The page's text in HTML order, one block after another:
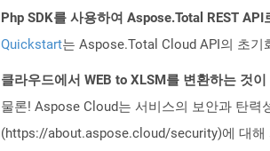
Php SDK를 사용하여 Aspose.Total REST
Quickstart는 Aspose.Total Cloud API의 초
클라우드에서 WEB to XLSM를 변환하는 것
물론! Aspose Cloud는 서비스의 보안과 탄력
(https://about.aspose.cloud/security)에 대해